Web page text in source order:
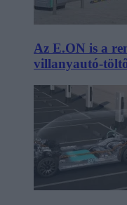
Az E.ON is a
villanyautó-